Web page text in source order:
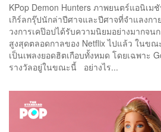
KPop Demon Hunters ภาพยนตร์แอนิเมชั
เกิร์ลกรุ๊ปนักล่าปีศาจและปีศาจที่จำแลงก
วงการเคป๊อปได้รับความนิยมอย่างมากจ
สูงสุดตลอดกาลของ Netflix ไปแล้ว ในขณ
เป็นเพลงยอดฮิตเกือบทั้งหมด โดยเฉพาะ
รางวัลอยู่ในขณะนี้ อย่างไร...